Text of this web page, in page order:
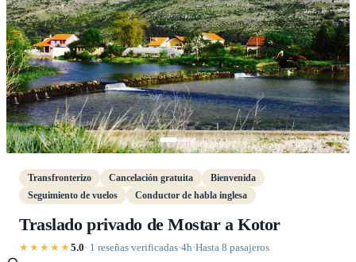
Transfronterizo Cancelación gratuita
Bienvenida
Seguimiento de vuelos
Conductor de habla inglesa
Traslado privado de Mostar a Kotor
★★★★★5.0· 1 reseñas verificadas·4h·Hasta 8 pasajeros